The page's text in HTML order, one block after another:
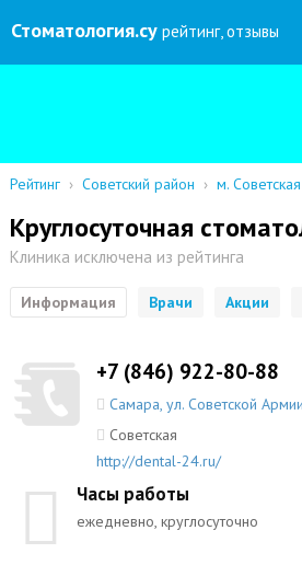
Стоматология.су рейтинг, отзывы
Рейтинг › Советский район › м. Советская
Круглосуточная
Клиника исключена из рейтинга
Информация Врачи Акции
+7 (846) 922-80-88
Самара,ул. Советской
Советская
http://dental-24.ru/
Часы работы
ежедневно, круглосуточно